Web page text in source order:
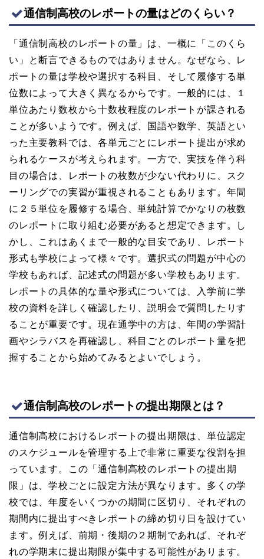
通信制高校のレポートの量はどのくらい？
「通信制高校のレポートの量」は、一概に「このくら
い」と断言できるものではありません。なぜなら、レ
ポートの量は学校や選択する科目、そして履修する単
位数によって大きく異なるからです。一般的には、１
単位あたり数枚から十数枚程度のレポートが課される
ことが多いようです。例えば、国語や数学、英語とい
った主要教科では、各単元ごとにレポート提出が求め
られるケースが考えられます。一方で、実技を伴う科
目の場合は、レポートの枚数が少ない代わりに、スク
ーリングでの実習が重視されることもあります。年間
に２５単位を履修する場合、単純計算でかなりの枚数
のレポートに取り組む必要があると想定できます。し
かし、これはあくまで一般的な目安であり、レポート
形式も学校によって様々です。選択式の問題が中心の
学校もあれば、記述式の問題が多い学校もあります。
レポートの具体的な量や形式については、入学前に学
校の資料を詳しく確認したり、説明会で質問したりす
ることが重要です。現在通学中の方は、年間の学習計
画やシラバスを再確認し、科目ごとのレポート量を把
握することから始めてみるとよいでしょう。
通信制高校のレポートの提出期限とは？
通信制高校におけるレポートの提出期限は、単位認定
のスケジュールを管理する上で非常に重要な役割を担
っています。この「通信制高校のレポートの提出期
限」は、学校ごとに設定方法が異なります。多くの学
校では、年度をいくつかの期間に区切り、それぞれの
期間内に提出すべきレポートの締め切り日を設けてい
ます。例えば、前期・後期の２期制であれば、それぞ
れの学期末に提出期限が集中する可能性があります。